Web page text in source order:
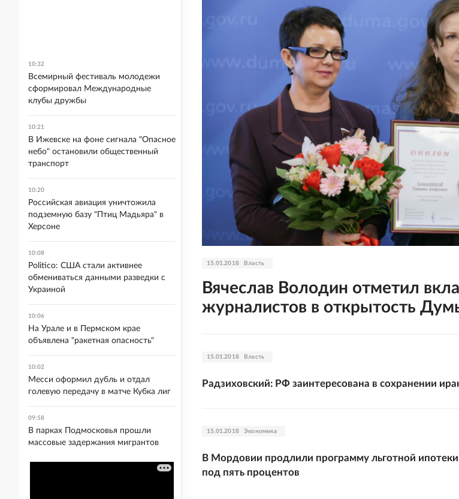
15.01.2018 Власть
Вячеслав Володин отметил
журналистов в открытость
15.01.2018 Власть
Радзиховский: РФ заинтересована в сохранении
15.01.2018 Экономика
В Мордовии продлили программу льготной ипотеки
под пять процентов
10:32
Всемирный фестиваль молодежи
сформировал Международные
клубы дружбы
10:21
В Ижевске на фоне сигнала "Опасное
небо" остановили общественный
транспорт
10:20
Российская авиация уничтожила
подземную базу "Птиц Мадьяра" в
Херсоне
10:08
Politico: США стали активнее
обмениваться данными разведки с
Украиной
10:06
На Урале и в Пермском крае
объявлена "ракетная опасность"
10:02
Месси оформил дубль и отдал
голевую передачу в матче Кубка лиг
09:58
В парках Подмосковья прошли
массовые задержания мигрантов